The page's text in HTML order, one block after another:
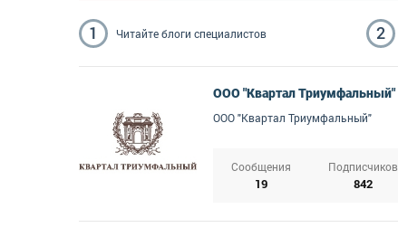
1 Читайте блоги специалистов 2
ООО "Квартал Триумфальный"
ООО "Квартал Триумфальный"
Сообщения
19
Подписчиков
842